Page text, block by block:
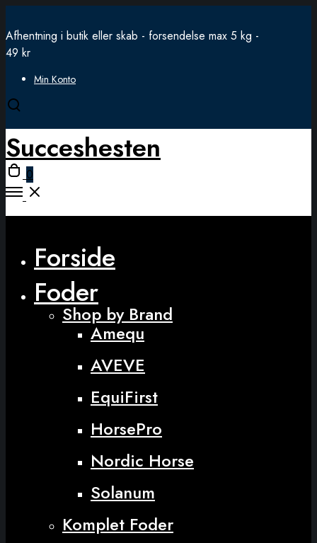
Afhentning i butik eller skab - forsendelse max 5 kg -
49 kr
Min Konto
Open
modal
Succeshesten
Open
cart
0
Open
Forside
Foder
Shop by Brand
Amequ
AVEVE
EquiFirst
HorsePro
Nordic Horse
Solanum
Komplet Foder